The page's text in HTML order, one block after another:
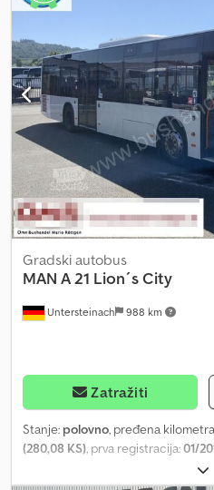
Untersteinach 988 km
Gradski autobus
MAN A 21 Lion´s City
Zatražiti
Stanje: polovno, pređena
(280,08 KS) , prva registracija:01/
automatski
bela, ukupna dužina:11.980 mm,